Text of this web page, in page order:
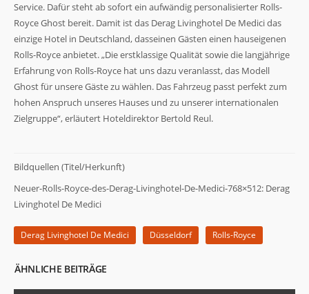
Service. Dafür steht ab sofort ein aufwändig personalisierter Rolls-
Royce Ghost bereit. Damit ist das Derag Livinghotel De Medici das
einzige Hotel in Deutschland, dasseinen Gästen einen hauseigenen
Rolls-Royce anbietet. „Die erstklassige Qualität sowie die langjährige
Erfahrung von Rolls-Royce hat uns dazu veranlasst, das Modell
Ghost für unsere Gäste zu wählen. Das Fahrzeug passt perfekt zum
hohen Anspruch unseres Hauses und zu unserer internationalen
Zielgruppe“, erläutert Hoteldirektor Bertold Reul.
Bildquellen (Titel/Herkunft)
Neuer-Rolls-Royce-des-Derag-Livinghotel-De-Medici-768×512: Derag
Livinghotel De Medici
Derag Livinghotel De Medici Düsseldorf Rolls-Royce
ÄHNLICHE BEITRÄGE
Notwendig
Diese
Cookies
sind nicht
optional. Sie
werden
benötigt,
damit die
Website
Statistiken
Damit wir die
Funktionalität
und Struktur
der Website
basierend
Website
verbessern